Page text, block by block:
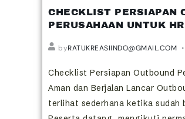
CHECKLIST PERSIAPAN
PERUSAHAAN UNTUK HR
byRATUKREASIINDO@GMAIL.COM
Checklist Persiapan Outbound
Aman dan Berjalan Lancar
terlihat sederhana ketika sudah